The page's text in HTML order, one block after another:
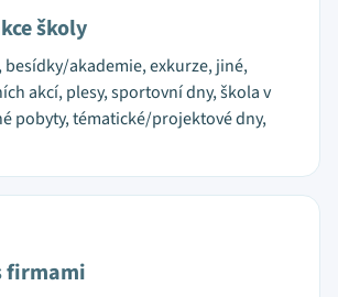
školy
besídky/akademie, exkurze, jiné,
akcí, plesy, sportovní dny, škola v
pobyty, tématické/projektové dny,
firmami